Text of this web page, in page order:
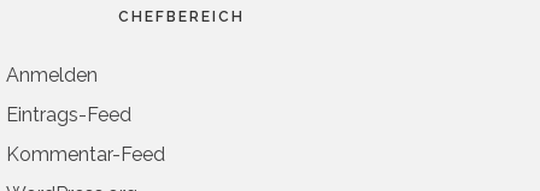
CHEFBEREICH
Anmelden
Eintrags-Feed
Kommentar-Feed